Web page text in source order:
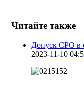
Читайте также
Допуск СРО в
2023-11-10